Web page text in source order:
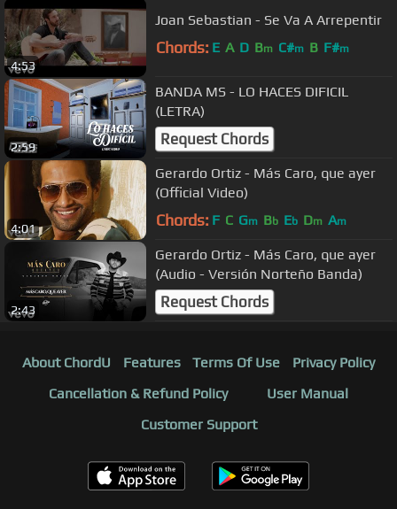
4:53
Joan Sebastian - Se Va A Arrepentir
Chords: E A D Bm C#m B F#m
2:59
BANDA MS - LO HACES DIFICIL
(LETRA)
Request Chords
4:01
Gerardo Ortiz - Más Caro, que ayer
(Official Video)
Chords: F C Gm Bb Eb Dm Am
2:43
Gerardo Ortiz - Más Caro, que ayer
(Audio - Versión Norteño Banda)
Request Chords
About ChordU Features Terms Of Use
Privacy Policy
Cancellation & Refund Policy
User Manual
Customer Support